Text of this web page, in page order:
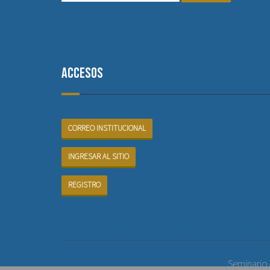
Accesos
CORREO INSTITUCIONAL
INGRESAR AL SITIO
REGISTRO